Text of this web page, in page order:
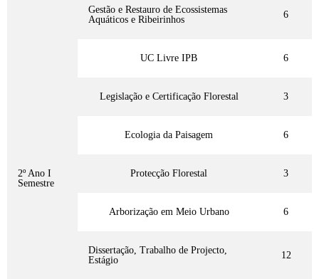
Gestão e Restauro de Ecossistemas
Aquáticos e Ribeirinhos
6
UC Livre IPB 6
2º Ano I
Semestre
Legislação e Certificação Florestal 3
Ecologia da Paisagem 6
Protecção Florestal 3
Arborização em Meio Urbano 6
Dissertação, Trabalho de Projecto,
Estágio
12